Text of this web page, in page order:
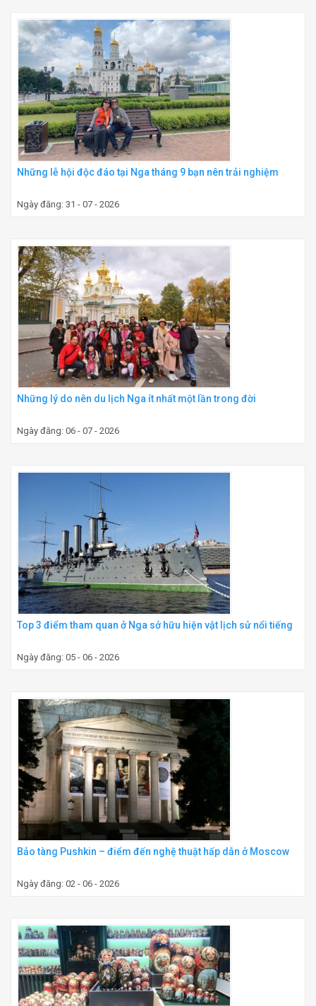
Những lễ hội độc đáo tại Nga tháng 9 bạn nên trải nghiệm
Ngày đăng: 31 - 07 - 2026
Những lý do nên du lịch Nga ít nhất một lần trong đời
Ngày đăng: 06 - 07 - 2026
Top 3 điểm tham quan ở Nga sở hữu hiện vật lịch sử nổi tiếng
Ngày đăng: 05 - 06 - 2026
Bảo tàng Pushkin – điểm đến nghệ thuật hấp dẫn ở Moscow
Ngày đăng: 02 - 06 - 2026